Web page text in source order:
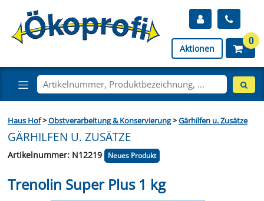
Aktionen
0
Haus Hof>Obstverarbeitung & Konservierung>Gärhilfen u. Zusätze
GÄRHILFEN U. ZUSÄTZE
Artikelnummer: N12219 Neues Produkt
Trenolin Super Plus 1 kg